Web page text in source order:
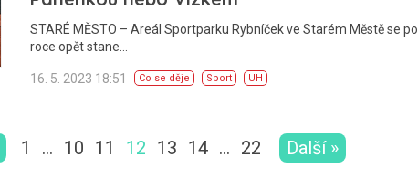
STARÉ MĚSTO – Areál Sportparku Rybníček ve Starém Městě se po
roce opět stane…
16. 5. 2023 18:51 Co se děje Sport UH
1 … 10 11 12 13 14 … 22 Další »